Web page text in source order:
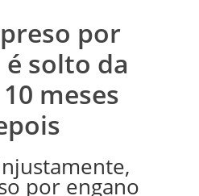
por
solto da
meses
por engano